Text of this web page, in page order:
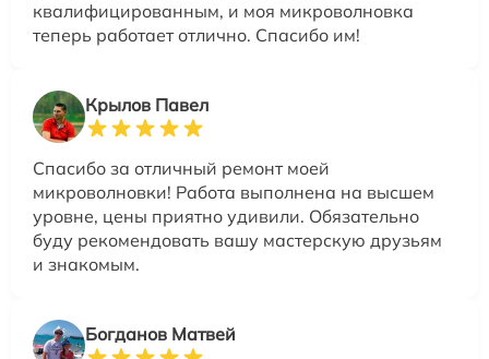
квалифицированным, и моя микроволновка
теперь работает отлично. Спасибо им!
Крылов Павел
Спасибо за отличный ремонт моей
микроволновки! Работа выполнена на высшем
уровне, цены приятно удивили. Обязательно
буду рекомендовать вашу мастерскую друзьям
и знакомым.
Богданов Матвей